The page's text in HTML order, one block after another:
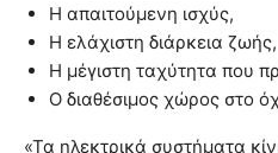
Η απαιτούμενη ισχύς,
Η ελάχιστη διάρκεια ζωής,
Η μέγιστη ταχύτητα που
Ο διαθέσιμος χώρος στο
«Τα ηλεκτρικά συστήματα